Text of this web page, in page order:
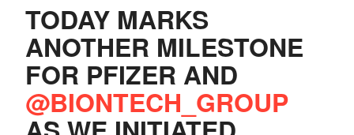
TODAY MARKS
ANOTHER MILESTONE
FOR PFIZER AND
@BIONTECH_GROUP